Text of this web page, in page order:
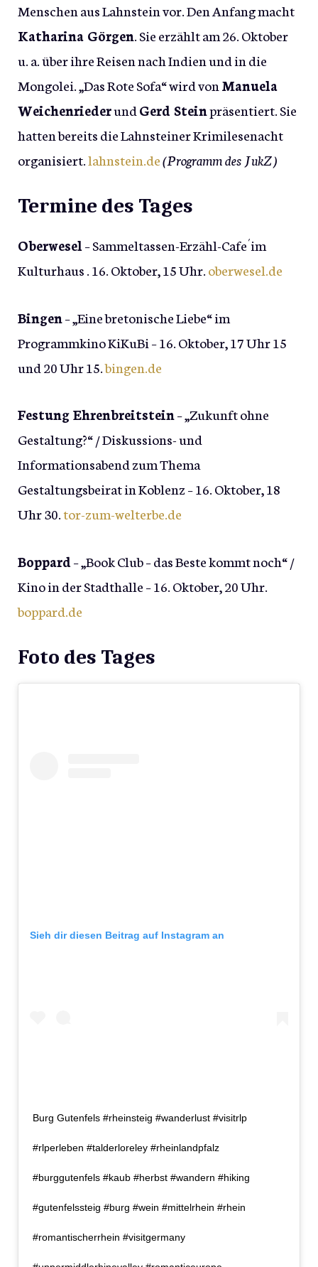
Menschen aus Lahnstein vor. Den Anfang macht
Katharina Görgen. Sie erzählt am 26. Oktober
u. a. über ihre Reisen nach Indien und in die
Mongolei. „Das Rote Sofa“ wird von Manuela
WeichenriederundGerd Steinpräsentiert. Sie
hatten bereits die Lahnsteiner Krimilesenacht
organisiert.lahnstein.de(Programm des JukZ)
Termine des Tages
Oberwesel– Sammeltassen-Erzähl-Cafe´im
Kulturhaus . 16. Oktober, 15 Uhr.oberwesel.de
Bingen– „Eine bretonische Liebe“ im
Programmkino KiKuBi – 16. Oktober, 17 Uhr 15
und 20 Uhr 15.bingen.de
Festung Ehrenbreitstein– „Zukunft ohne
Gestaltung?“ / Diskussions- und
Informationsabend zum Thema
Gestaltungsbeirat in Koblenz – 16. Oktober, 18
Uhr 30.tor-zum-welterbe.de
Boppard– „Book Club – das Beste kommt noch“ /
Kino in der Stadthalle – 16. Oktober, 20 Uhr.
boppard.de
Foto des Tages
Sieh dir diesen Beitrag auf Instagram an
Burg Gutenfels #rheinsteig #wanderlust #visitrlp
#rlperleben #talderloreley #rheinlandpfalz
#burggutenfels #kaub #herbst #wandern #hiking
#gutenfelssteig #burg #wein #mittelrhein #rhein
#romantischerrhein #visitgermany